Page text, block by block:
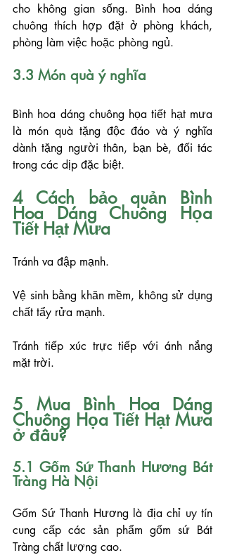
cho không gian sống. Bình hoa dáng
chuông thích hợp đặt ở phòng khách,
phòng làm việc hoặc phòng ngủ.
3.3 Món quà ý nghĩa
Bình hoa dáng chuông họa tiết hạt mưa
là món quà tặng độc đáo và ý nghĩa
dành tặng người thân, bạn bè, đối tác
trong các dịp đặc biệt.
4 Cách bảo quản Bình
Hoa Dáng Chuông Họa
Tiết Hạt Mưa
Tránh va đập mạnh.
Vệ sinh bằng khăn mềm, không sử dụng
chất tẩy rửa mạnh.
Tránh tiếp xúc trực tiếp với ánh nắng
mặt trời.
5 Mua Bình Hoa Dáng
Chuông Họa Tiết Hạt Mưa
ở đâu?
5.1 Gốm Sứ Thanh Hương Bát
Tràng Hà Nội
Gốm Sứ Thanh Hương là địa chỉ uy tín
cung cấp các sản phẩm gốm sứ Bát
Tràng chất lượng cao.